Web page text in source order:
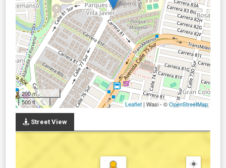
200 m
500 ft
Leaflet | Wasi - ©OpenStreetMap
Street View